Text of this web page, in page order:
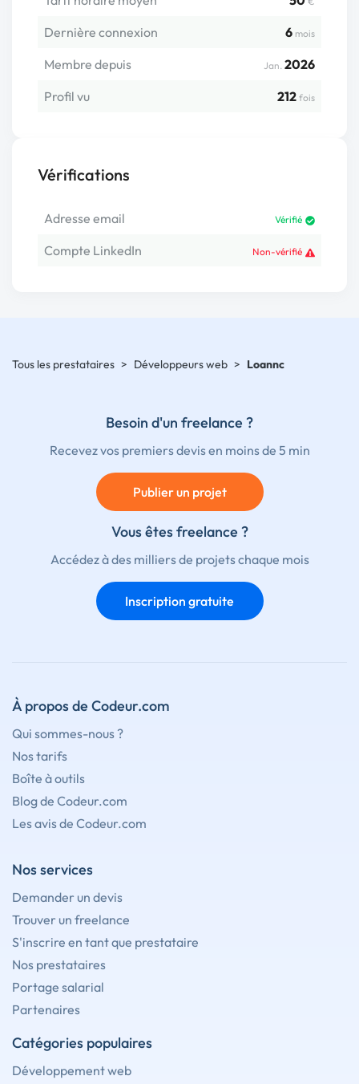
Dernière connexion 6 mois
Membre depuis Jan. 2026
Profil vu
212 fois
Vérifications
Adresse email Vérifié
Compte LinkedIn Non-vérifié
Tous les prestataires > Développeurs web > Loannc
Besoin d'un freelance ?
Recevez vos premiers devis en moins de 5 min
Publier un projet
Vous êtes freelance ?
Accédez à des milliers de projets chaque mois
Inscription gratuite
À propos de Codeur.com
Qui sommes-nous ?
Nos tarifs
Boîte à outils
Blog de Codeur.com
Les avis de Codeur.com
Nos services
Demander un devis
Trouver un freelance
S'inscrire en tant que prestataire
Nos prestataires
Portage salarial
Partenaires
Catégories populaires
Développement web